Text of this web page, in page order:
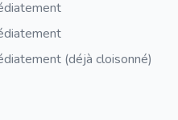
(déjà cloisonné)